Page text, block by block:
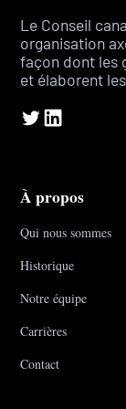
Le Conseil
organisation
façon dont les
et élaborent
À propos
Qui nous sommes
Historique
Notre équipe
Carrières
Contact